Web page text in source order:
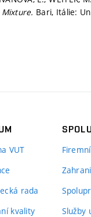
Bari, Itálie:
VUT
rada
kvality
Služby